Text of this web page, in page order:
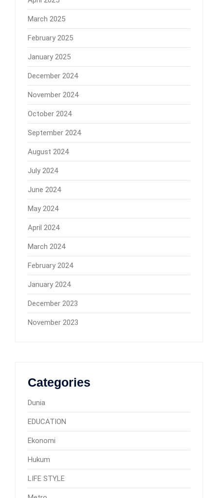
March 2025
February 2025
January 2025
December 2024
November 2024
October 2024
September 2024
August 2024
July 2024
June 2024
May 2024
April 2024
March 2024
February 2024
January 2024
December 2023
November 2023
Categories
Dunia
EDUCATION
Ekonomi
Hukum
LIFE STYLE